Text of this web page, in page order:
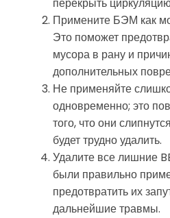
перекрыть
Примените БЭМ как
Это поможет
мусора в рану и
дополнительных
Не применяйте
одновременно; это
того, что они
будет трудно удалить.
Удалите все лишние
были правильно
предотвратить их
дальнейшие травмы.